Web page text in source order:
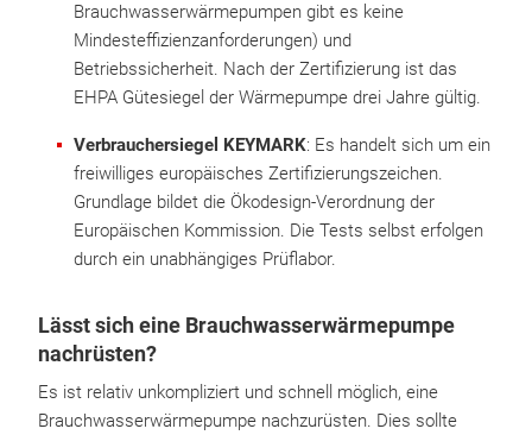
Brauchwasserwärmepumpen gibt es keine
Mindesteffizienzanforderungen) und
Betriebssicherheit. Nach der Zertifizierung ist das
EHPA Gütesiegel der Wärmepumpe drei Jahre gültig.
Verbrauchersiegel KEYMARK: Es handelt sich um ein
freiwilliges europäisches Zertifizierungszeichen.
Grundlage bildet die Ökodesign-Verordnung der
Europäischen Kommission. Die Tests selbst erfolgen
durch ein unabhängiges Prüflabor.
Lässt sich eine Brauchwasserwärmepumpe
nachrüsten?
Es ist relativ unkompliziert und schnell möglich, eine
Brauchwasserwärmepumpe nachzurüsten. Dies sollte